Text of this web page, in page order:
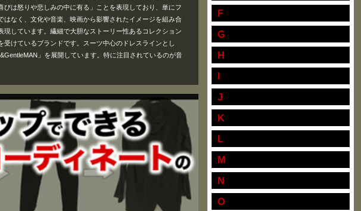
びは怒りや悲しみの中に有る」ことを表現しており、単にフ
はなく、文化や音楽、映画から影響されたイメージを組み合
現しています。繊細で大胆なストーリー性あるコレクション
受けているブランドです。スーツ中心のドレスラインとし
」を展開しています。特に注目されているのが音
F
G
H
J
K
L
M
N
O